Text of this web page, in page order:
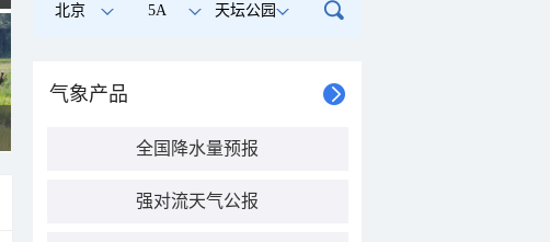
北京 5A 天坛公园
气象产品
全国降水量预报
强对流天气公报